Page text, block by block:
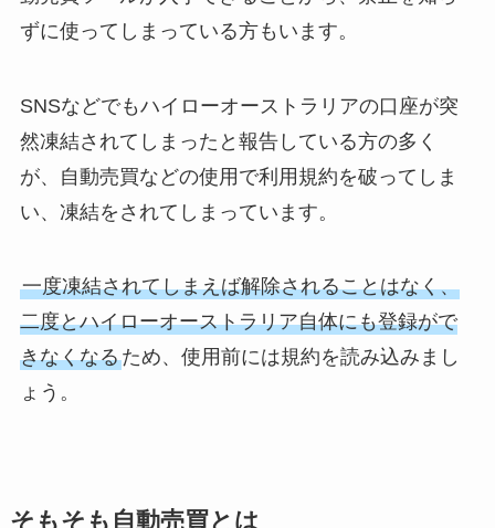
ずに使ってしまっている方もいます。
SNSなどでもハイローオーストラリアの口座が突
然凍結されてしまったと報告している方の多く
が、自動売買などの使用で利用規約を破ってしま
い、凍結をされてしまっています。
一度凍結されてしまえば解除されることはなく、
二度とハイローオーストラリア自体にも登録がで
きなくなるため、使用前には規約を読み込みまし
ょう。
そもそも自動売買とは